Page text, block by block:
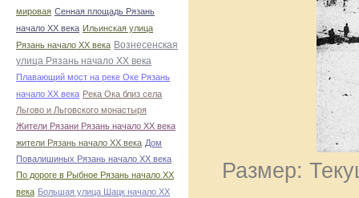
мировая Сенная площадь Рязань
начало ХХ века Ильинская улица
Рязань начало ХХ века Вознесенская
улица Рязань начало ХХ века
Плавающий мост на реке Оке Рязань
начало ХХ века Река Ока близ села
Льгово и Льговского монастыря
Жители Рязани Рязань начало ХХ века
жители Рязань начало ХХ века Дом
Повалишиных Рязань начало ХХ века
По дороге в Рыбное Рязань начало ХХ
века Большая улица Шацк начало ХХ
Размер: